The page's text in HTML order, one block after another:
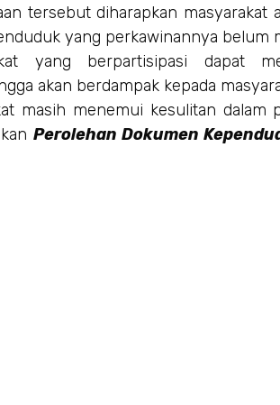
tersebut diharapkan
yang perkawinannya belum
yang berpartisipasi dapat
akan berdampak kepada
masih menemui kesulitan dalam
Perolehan Dokumen